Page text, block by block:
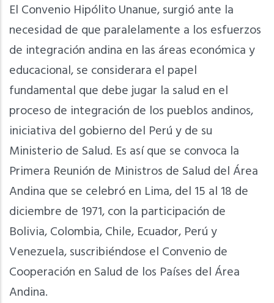
El Convenio Hipólito Unanue, surgió ante la
necesidad de que paralelamente a los esfuerzos
de integración andina en las áreas económica y
educacional, se considerara el papel
fundamental que debe jugar la salud en el
proceso de integración de los pueblos andinos,
iniciativa del gobierno del Perú y de su
Ministerio de Salud. Es así que se convoca la
Primera Reunión de Ministros de Salud del Área
Andina que se celebró en Lima, del 15 al 18 de
diciembre de 1971, con la participación de
Bolivia, Colombia, Chile, Ecuador, Perú y
Venezuela, suscribiéndose el Convenio de
Cooperación en Salud de los Países del Área
Andina.